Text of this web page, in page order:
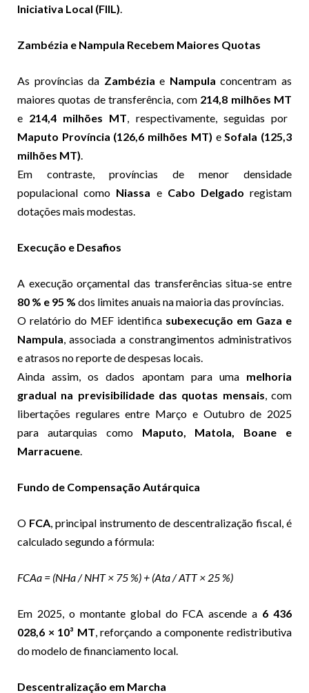
Iniciativa Local (FIIL)
Zambézia e Nampula Recebem Maiores Quotas
As províncias da Zambézia e Nampula concentram as
maiores quotas de transferência, com 214,8 milhões MT
e 214,4 milhões MT , respectivamente, seguidas por
Maputo Província (126,6 milhões MT) e Sofala (125,3
milhões MT)
Em contraste, províncias de menor densidade
populacional como Niassa e Cabo Delgado registam
dotações mais modestas.
Execução e Desafios
A execução orçamental das transferências situa-se entre
80 % e 95 % dos limites anuais na maioria das províncias.
O relatório do MEF identifica subexecução em Gaza e
Nampula , associada a constrangimentos administrativos
e atrasos no reporte de despesas locais.
Ainda assim, os dados apontam para uma melhoria
gradual na previsibilidade das quotas mensais , com
libertações regulares entre Março e Outubro de 2025
para autarquias como Maputo, Matola, Boane e
Marracuene
Fundo de Compensação Autárquica
O FCA, principal instrumento de descentralização fiscal, é
calculado segundo a fórmula:
FCAa = (NHa / NHT × 75 %) + (Ata / ATT × 25 %)
Em 2025, o montante global do FCA ascende a 6 436
028,6 × 10³ MT , reforçando a componente redistributiva
do modelo de financiamento local.
Descentralização em Marcha